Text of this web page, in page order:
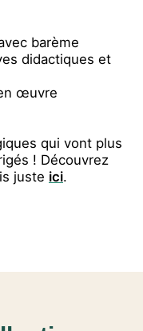
barème
didactiques et
œuvre
qui vont plus
! Découvrez
juste ici.